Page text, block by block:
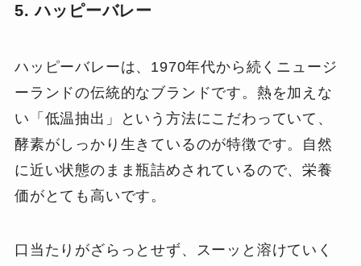
5. ハッピーバレー
ハッピーバレーは、1970年代から続くニュージ
ーランドの伝統的なブランドです。熱を加えな
い「低温抽出」という方法にこだわっていて、
酵素がしっかり生きているのが特徴です。自然
に近い状態のまま瓶詰めされているので、栄養
価がとても高いです。
口当たりがざらっとせず、スーッと溶けていく